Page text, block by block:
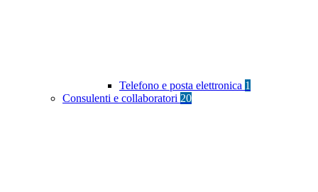
Telefono e posta elettronica 1
Consulenti e collaboratori 20